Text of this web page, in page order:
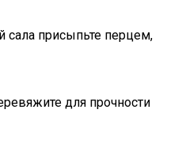
сала присыпьте перцем,
для прочности